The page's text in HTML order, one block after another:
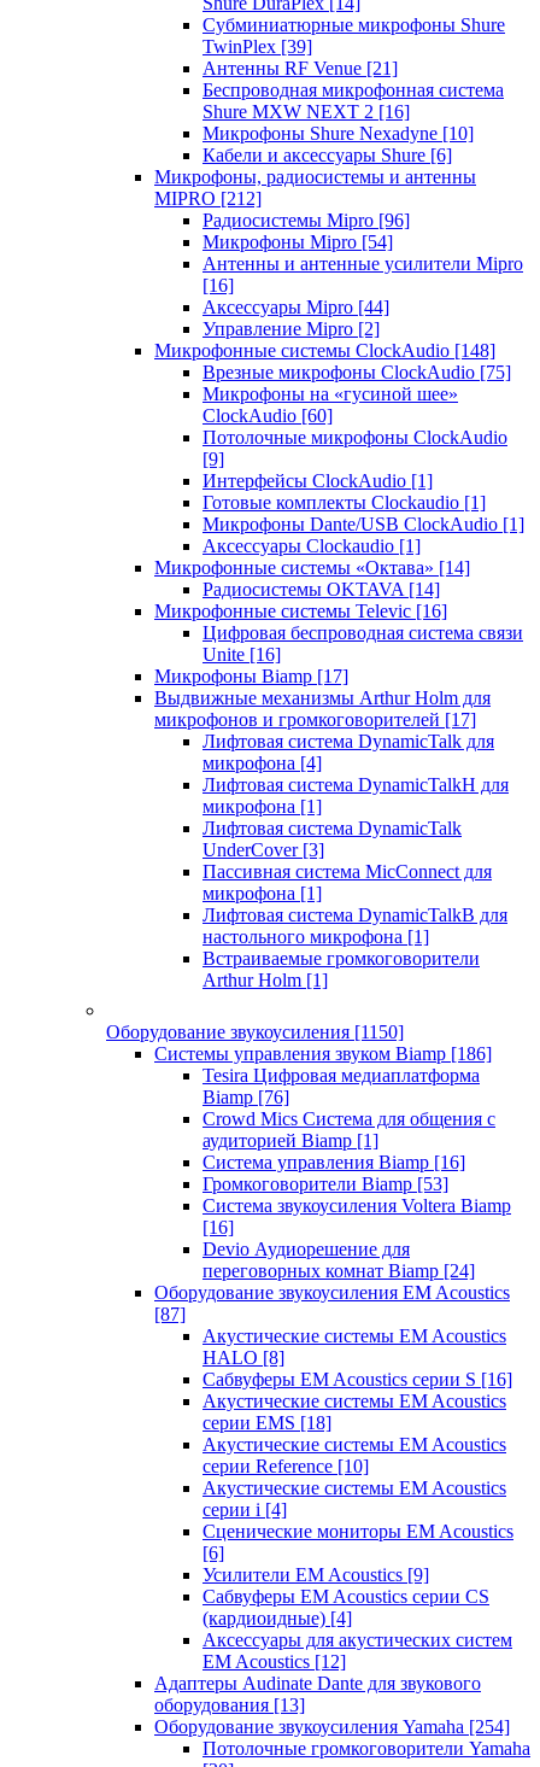
Субминиатюрные микрофоны Shure
TwinPlex [39]
Антенны RF Venue [21]
Беспроводная микрофонная система
Shure MXW NEXT 2 [16]
Микрофоны Shure Nexadyne [10]
Кабели и аксессуары Shure [6]
Микрофоны, радиосистемы и антенны
MIPRO [212]
Радиосистемы Mipro [96]
Микрофоны Mipro [54]
Антенны и антенные усилители Mipro
[16]
Аксессуары Mipro [44]
Управление Mipro [2]
Микрофонные системы ClockAudio [148]
Врезные микрофоны ClockAudio [75]
Микрофоны на «гусиной шее»
ClockAudio [60]
Потолочные микрофоны ClockAudio
[9]
Интерфейсы ClockAudio [1]
Готовые комплекты Clockaudio [1]
Микрофоны Dante/USB ClockAudio [1]
Аксессуары Clockaudio [1]
Микрофонные системы «Октава» [14]
Радиосистемы OKTAVA [14]
Микрофонные системы Televic [16]
Цифровая беспроводная система связи
Unite [16]
Микрофоны Biamp [17]
Выдвижные механизмы Arthur Holm для
микрофонов и громкоговорителей [17]
Лифтовая система DynamicTalk для
микрофона [4]
Лифтовая система DynamicTalkH для
микрофона [1]
Лифтовая система DynamicTalk
UnderCover [3]
Пассивная система MicConnect для
микрофона [1]
Лифтовая система DynamicTalkB для
настольного микрофона [1]
Встраиваемые громкоговорители
Arthur Holm [1]
Оборудование звукоусиления [1150]
Системы управления звуком Biamp [186]
Tesira Цифровая медиаплатформа
Biamp [76]
Crowd Mics Система для общения с
аудиторией Biamp [1]
Система управления Biamp [16]
Громкоговорители Biamp [53]
Система звукоусиления Voltera Biamp
[16]
Devio Аудиорешение для
переговорных комнат Biamp [24]
Оборудование звукоусиления EM Acoustics
[87]
Акустические системы EM Acoustics
HALO [8]
Сабвуферы EM Acoustics серии S [16]
Акустические системы EM Acoustics
серии EMS [18]
Акустические системы EM Acoustics
серии Reference [10]
Акустические системы EM Acoustics
серии i [4]
Сценические мониторы EM Acoustics
[6]
Усилители EM Acoustics [9]
Сабвуферы EM Acoustics серии CS
(кардиоидные) [4]
Аксессуары для акустических систем
EM Acoustics [12]
Адаптеры Audinate Dante для звукового
оборудования [13]
Оборудование звукоусиления Yamaha [254]
Потолочные громкоговорители Yamaha